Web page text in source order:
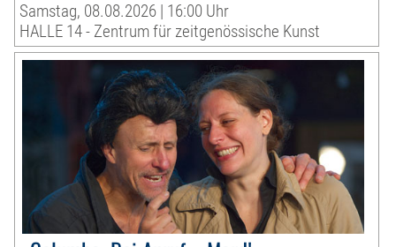
Samstag, 08.08.2026 | 16:00 Uhr
HALLE 14 - Zentrum für zeitgenössische Kunst